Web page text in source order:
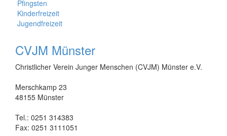
Pfingsten
Kinderfreizeit
Jugendfreizeit
CVJM Münster
Christlicher Verein Junger Menschen (CVJM) Münster e.V.
Merschkamp 23
48155 Münster
Tel.: 0251 314383
Fax: 0251 3111051